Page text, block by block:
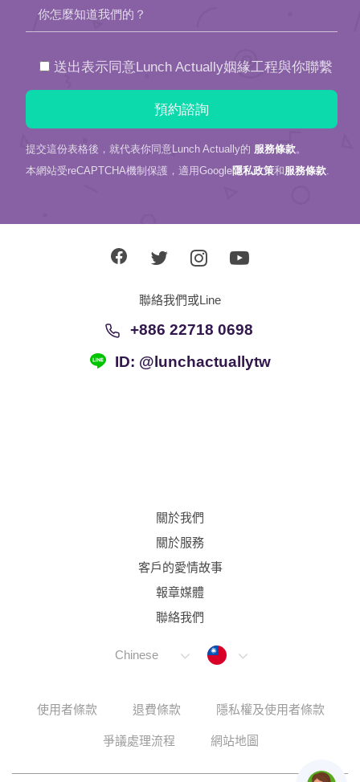
你怎麼知道我們的？
送出表示同意Lunch Actually姻緣工程與你聯繫
提交這份表格後，就代表你同意Lunch Actually的 服務條款。
本網站受reCAPTCHA機制保護，適用Google隱私政策和服務條款.
聯絡我們或Line
+886 22718 0698
ID: @lunchactuallytw
關於我們
關於服務
客戶的愛情故事
報章媒體
聯絡我們
Chinese Taiwan
使用者條款 退費條款 隱私權及使用者條款
爭議處理流程 網站地圖